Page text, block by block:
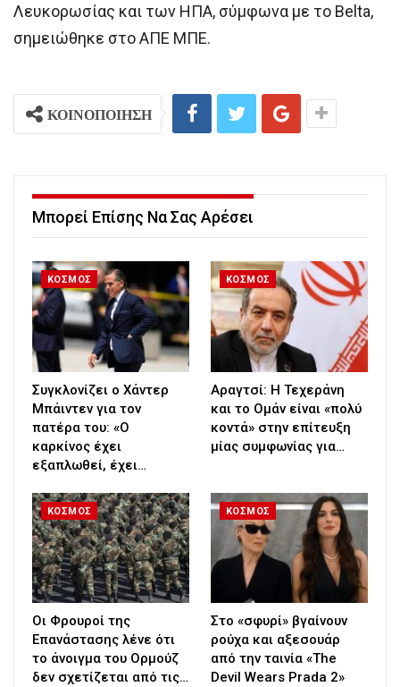
Λευκορωσίας και των ΗΠΑ, σύμφωνα με το Belta,
σημειώθηκε στο ΑΠΕ ΜΠΕ.
ΚΟΙΝΟΠΟΙΗΣΗ
Μπορεί Επίσης Να Σας Αρέσει
ΚΟΣΜΟΣ
Συγκλονίζει ο Χάντερ
Μπάιντεν για τον
πατέρα του: «Ο
καρκίνος έχει
εξαπλωθεί, έχει…
ΚΟΣΜΟΣ
Αραγτσί: Η Τεχεράνη
και το Ομάν είναι «πολύ
κοντά» στην επίτευξη
μίας συμφωνίας για…
ΚΟΣΜΟΣ
Οι Φρουροί της
Επανάστασης λένε ότι
το άνοιγμα του Ορμούζ
δεν σχετίζεται από τις…
ΚΟΣΜΟΣ
Στο «σφυρί» βγαίνουν
ρούχα και αξεσουάρ
από την ταινία «The
Devil Wears Prada 2»